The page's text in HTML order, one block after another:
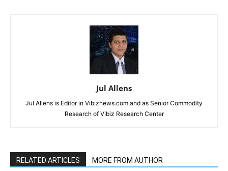
Jul Allens
Jul Allens is Editor in Vibiznews.com and as Senior Commodity
Research of Vibiz Research Center
RELATED ARTICLES MORE FROM AUTHOR